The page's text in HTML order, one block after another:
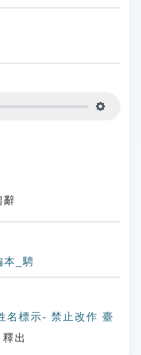
辭
本_騁
名標示- 禁止改作 臺
釋出